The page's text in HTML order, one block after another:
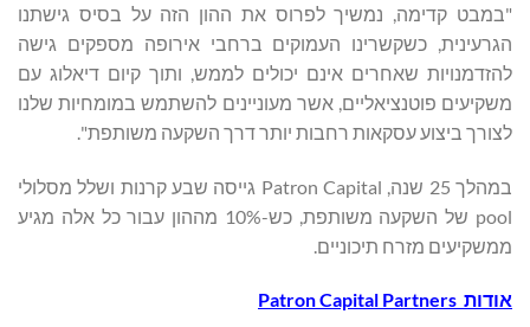
"במבט קדימה, נמשיך לפרוס את ההון הזה על בסיס גישתנו
הגרעינית, כשקשרינו העמוקים ברחבי אירופה מספקים גישה
להזדמנויות שאחרים אינם יכולים לממש, ותוך קיום דיאלוג עם
משקיעים פוטנציאליים, אשר מעוניינים להשתמש במומחיות שלנו
לצורך ביצוע עסקאות רחבות יותר דרך השקעה משותפת".
במהלך 25 שנה, Patron Capital גייסה שבע קרנות ושלל מסלולי
pool של השקעה משותפת, כש-10% מההון עבור כל אלה מגיע
ממשקיעים מזרח תיכוניים.
אודות